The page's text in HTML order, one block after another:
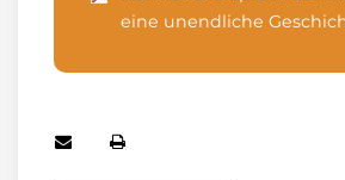
eine unendliche